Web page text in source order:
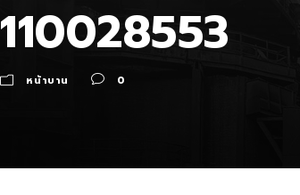
110028553
หน้าบาน 0